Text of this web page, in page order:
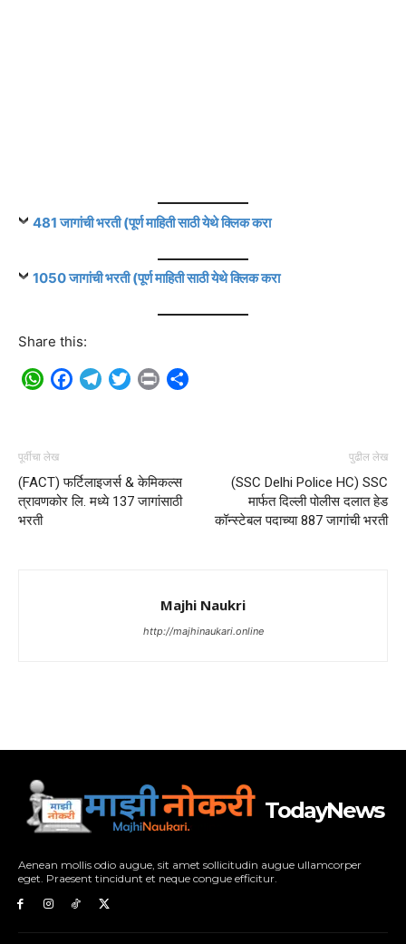
481 जागांची भरती (पूर्ण माहिती साठी येथे क्लिक करा
1050 जागांची भरती (पूर्ण माहिती साठी येथे क्लिक करा
Share this:
WhatsApp
Facebook
TelegramTwitterPrint
पूर्वीचा लेख
(FACT) फर्टिलाइजर्स & केमिकल्स
त्रावणकोर लि. मध्ये 137 जागांसाठी
भरती
पुढील लेख
(SSC Delhi Police HC) SSC
मार्फत दिल्ली पोलीस दलात हेड
कॉन्स्टेबल पदाच्या 887 जागांची भरती
Majhi Naukri
http://majhinaukari.online
TodayNews
Aenean mollis odio augue, sit amet sollicitudin augue ullamcorper
eget. Praesent tincidunt et neque congue efficitur.